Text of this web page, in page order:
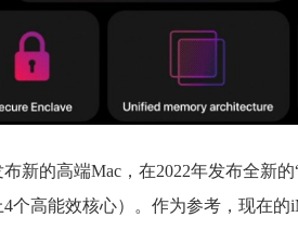
新的高端Mac，在2022年发布全新
高能效核心）。作为参考，现在的